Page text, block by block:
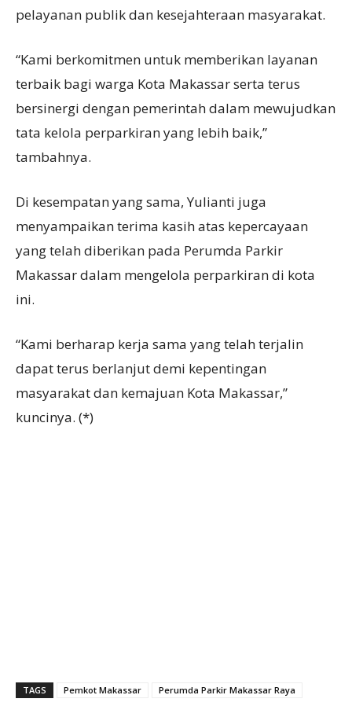
pelayanan publik dan kesejahteraan masyarakat.
“Kami berkomitmen untuk memberikan layanan
terbaik bagi warga Kota Makassar serta terus
bersinergi dengan pemerintah dalam mewujudkan
tata kelola perparkiran yang lebih baik,”
tambahnya.
Di kesempatan yang sama, Yulianti juga
menyampaikan terima kasih atas kepercayaan
yang telah diberikan pada Perumda Parkir
Makassar dalam mengelola perparkiran di kota
ini.
“Kami berharap kerja sama yang telah terjalin
dapat terus berlanjut demi kepentingan
masyarakat dan kemajuan Kota Makassar,”
kuncinya. (*)
TAGS Pemkot Makassar Perumda Parkir Makassar Raya